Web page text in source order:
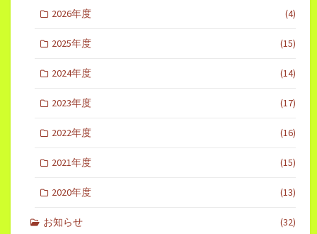
2026年度 (4)
2025年度 (15)
2024年度 (14)
2023年度 (17)
2022年度 (16)
2021年度 (15)
2020年度 (13)
お知らせ (32)